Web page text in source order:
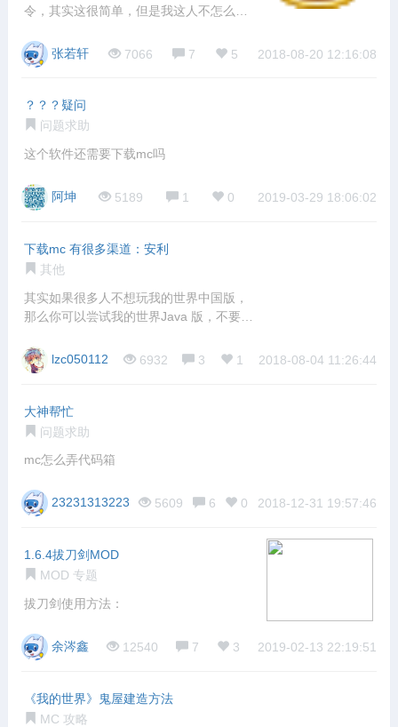
令，其实这很简单，但是我这人不怎么喜
张若轩
7066 7 5 2018-08-20 12:16:08
？？？疑问
问题求助
这个软件还需要下载mc吗
阿坤 5189 1 0 2019-03-29 18:06:02
下载mc 有很多渠道：安利
其他
其实如果很多人不想玩我的世界中国版，
那么你可以尝试我的世界Java 版，不要钱
lzc050112
6932 3 1 2018-08-04 11:26:44
大神帮忙
问题求助
mc怎么弄代码箱
23231313223 5609 6 0 2018-12-31 19:57:46
1.6.4拔刀剑MOD
MOD 专题
拔刀剑使用方法：
余涔鑫 12540 7 3 2019-02-13 22:19:51
《我的世界》鬼屋建造方法
MC 攻略